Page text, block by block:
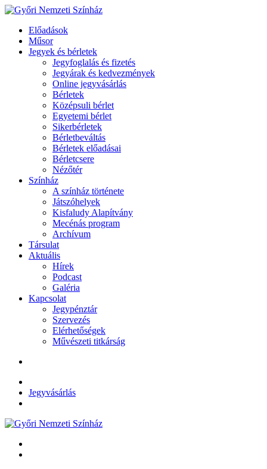
Előadások
Műsor
Jegyek és bérletek
Jegyfoglalás és fizetés
Jegyárak és kedvezmények
Online jegyvásárlás
Bérletek
Középsuli bérlet
Egyetemi bérlet
Sikerbérletek
Bérletbeváltás
Bérletek előadásai
Bérletcsere
Nézőtér
Színház
A színház története
Játszóhelyek
Kisfaludy Alapítvány
Mecénás program
Archívum
Társulat
Aktuális
Hírek
Podcast
Galéria
Kapcsolat
Jegypénztár
Szervezés
Elérhetőségek
Művészeti titkárság
Jegyvásárlás